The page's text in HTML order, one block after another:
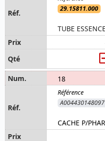
29.15811.000
TUBE
18
A004430148097
CACHE P/